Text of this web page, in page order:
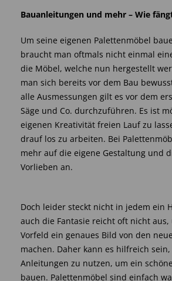
Bauanleitungen und mehr – Wie
Um seine eigenen Palettenmöbel
braucht man oftmals nicht einmal
die Möbel, welche nun hergestellt
man sich bereits vor dem Bau
alle Ausmessungen gilt es vor dem
Säge und Co. durchzuführen. Es ist
eigenen Kreativität freien Lauf zu
drauf los zu arbeiten. Bei
mehr auf die eigene Gestaltung und
Vorlieben an.
Doch leider steckt nicht in jedem ein
auch die Fantasie reicht oft nicht aus,
Vorfeld ein genaues Bild von den
machen. Daher kann es hilfreich sein,
Anleitungen zu nutzen, um ein
bauen. Palettenmöbel sind einfach